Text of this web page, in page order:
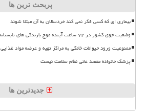
پربحث ترین ها
بیماری ای که کسی فکر نمی کند خردسالان به آن مبتلا شوند
وضعیت جوی کشور در ۷۲ ساعت آینده موج بارندگی های تابستانه در راه ۱۱ استان
ممنوعیت ورود حیوانات خانگی به مراکز تهیه و عرضه مواد غذایی
پزشک خانواده مقصد غائی نظام سلامت نیست
جدیدترین ها